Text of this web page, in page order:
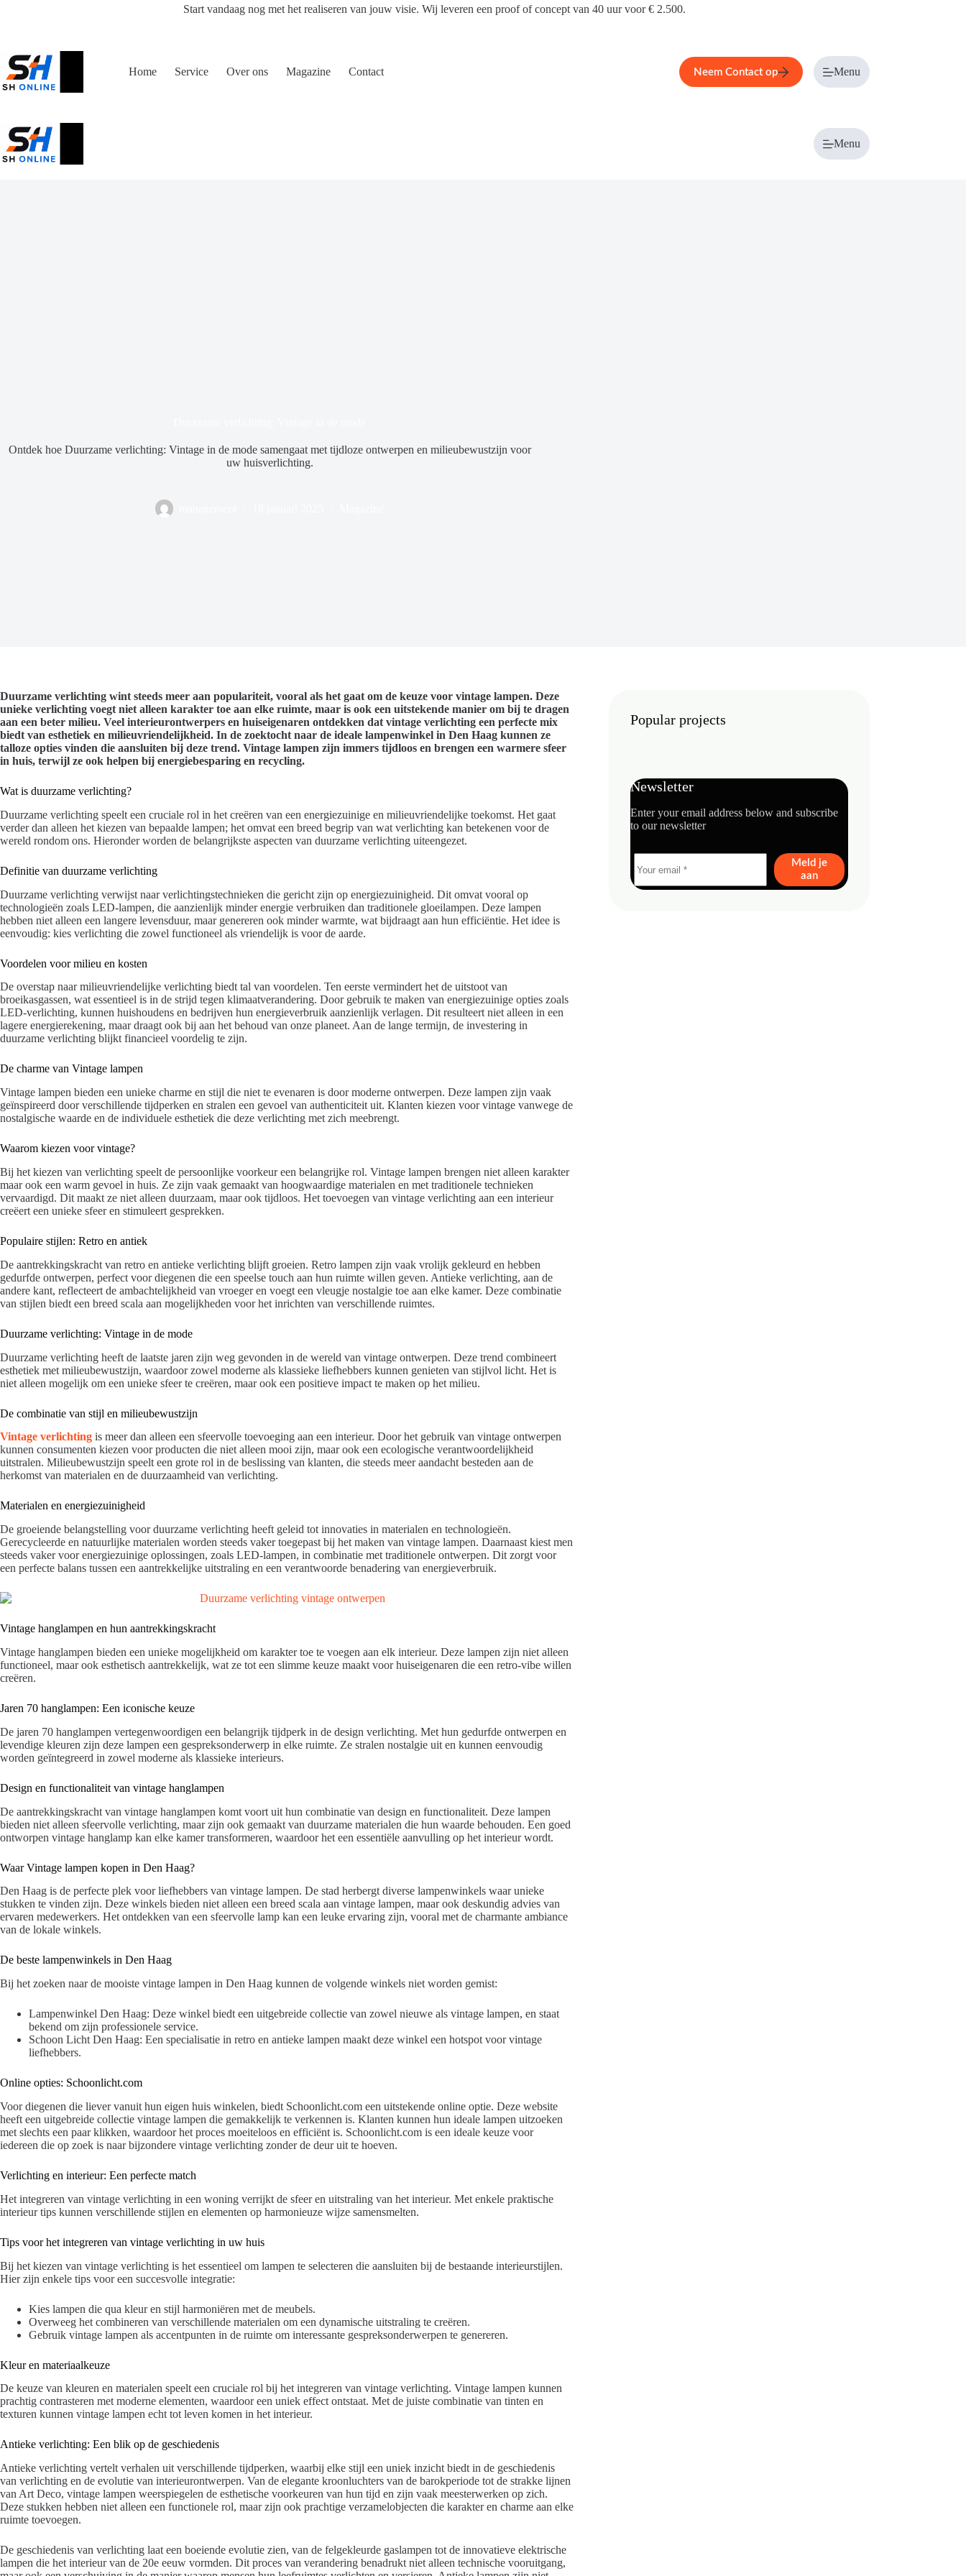
Start vandaag nog met het realiseren van jouw visie. Wij leveren een proof of concept van 40 uur voor € 2.500.
Home Service Over ons Magazine Contact Neem Contact op Menu
Menu
Ontdek hoe Duurzame verlichting: Vintage in de mode samengaat met tijdloze ontwerpen en milieubewustzijn voor
uw huisverlichting.
Duurzame verlichting wint steeds meer aan populariteit, vooral als het gaat om de keuze voor vintage lampen. Deze
unieke verlichting voegt niet alleen karakter toe aan elke ruimte, maar is ook een uitstekende manier om bij te dragen
aan een beter milieu. Veel interieurontwerpers en huiseigenaren ontdekken dat vintage verlichting een perfecte mix
biedt van esthetiek en milieuvriendelijkheid. In de zoektocht naar de ideale lampenwinkel in Den Haag kunnen ze
talloze opties vinden die aansluiten bij deze trend. Vintage lampen zijn immers tijdloos en brengen een warmere sfeer
in huis, terwijl ze ook helpen bij energiebesparing en recycling.
Wat is duurzame verlichting?
Duurzame verlichting speelt een cruciale rol in het creëren van een energiezuinige en milieuvriendelijke toekomst. Het gaat
verder dan alleen het kiezen van bepaalde lampen; het omvat een breed begrip van wat verlichting kan betekenen voor de
wereld rondom ons. Hieronder worden de belangrijkste aspecten van duurzame verlichting uiteengezet.
Definitie van duurzame verlichting
Duurzame verlichting verwijst naar verlichtingstechnieken die gericht zijn op energiezuinigheid. Dit omvat vooral op
technologieën zoals LED-lampen, die aanzienlijk minder energie verbruiken dan traditionele gloeilampen. Deze lampen
hebben niet alleen een langere levensduur, maar genereren ook minder warmte, wat bijdraagt aan hun efficiëntie. Het idee is
eenvoudig: kies verlichting die zowel functioneel als vriendelijk is voor de aarde.
Voordelen voor milieu en kosten
De overstap naar milieuvriendelijke verlichting biedt tal van voordelen. Ten eerste vermindert het de uitstoot van
broeikasgassen, wat essentieel is in de strijd tegen klimaatverandering. Door gebruik te maken van energiezuinige opties zoals
LED-verlichting, kunnen huishoudens en bedrijven hun energieverbruik aanzienlijk verlagen. Dit resulteert niet alleen in een
lagere energierekening, maar draagt ook bij aan het behoud van onze planeet. Aan de lange termijn, de investering in
duurzame verlichting blijkt financieel voordelig te zijn.
De charme van Vintage lampen
Vintage lampen bieden een unieke charme en stijl die niet te evenaren is door moderne ontwerpen. Deze lampen zijn vaak
geïnspireerd door verschillende tijdperken en stralen een gevoel van authenticiteit uit. Klanten kiezen voor vintage vanwege de
nostalgische waarde en de individuele esthetiek die deze verlichting met zich meebrengt.
Waarom kiezen voor vintage?
Bij het kiezen van verlichting speelt de persoonlijke voorkeur een belangrijke rol. Vintage lampen brengen niet alleen karakter
maar ook een warm gevoel in huis. Ze zijn vaak gemaakt van hoogwaardige materialen en met traditionele technieken
vervaardigd. Dit maakt ze niet alleen duurzaam, maar ook tijdloos. Het toevoegen van vintage verlichting aan een interieur
creëert een unieke sfeer en stimuleert gesprekken.
Populaire stijlen: Retro en antiek
De aantrekkingskracht van retro en antieke verlichting blijft groeien. Retro lampen zijn vaak vrolijk gekleurd en hebben
gedurfde ontwerpen, perfect voor diegenen die een speelse touch aan hun ruimte willen geven. Antieke verlichting, aan de
andere kant, reflecteert de ambachtelijkheid van vroeger en voegt een vleugje nostalgie toe aan elke kamer. Deze combinatie
van stijlen biedt een breed scala aan mogelijkheden voor het inrichten van verschillende ruimtes.
Duurzame verlichting: Vintage in de mode
Duurzame verlichting heeft de laatste jaren zijn weg gevonden in de wereld van vintage ontwerpen. Deze trend combineert
esthetiek met milieubewustzijn, waardoor zowel moderne als klassieke liefhebbers kunnen genieten van stijlvol licht. Het is
niet alleen mogelijk om een unieke sfeer te creëren, maar ook een positieve impact te maken op het milieu.
De combinatie van stijl en milieubewustzijn
Vintage verlichting is meer dan alleen een sfeervolle toevoeging aan een interieur. Door het gebruik van vintage ontwerpen
kunnen consumenten kiezen voor producten die niet alleen mooi zijn, maar ook een ecologische verantwoordelijkheid
uitstralen. Milieubewustzijn speelt een grote rol in de beslissing van klanten, die steeds meer aandacht besteden aan de
herkomst van materialen en de duurzaamheid van verlichting.
Materialen en energiezuinigheid
De groeiende belangstelling voor duurzame verlichting heeft geleid tot innovaties in materialen en technologieën.
Gerecycleerde en natuurlijke materialen worden steeds vaker toegepast bij het maken van vintage lampen. Daarnaast kiest men
steeds vaker voor energiezuinige oplossingen, zoals LED-lampen, in combinatie met traditionele ontwerpen. Dit zorgt voor
een perfecte balans tussen een aantrekkelijke uitstraling en een verantwoorde benadering van energieverbruik.
Vintage hanglampen en hun aantrekkingskracht
Vintage hanglampen bieden een unieke mogelijkheid om karakter toe te voegen aan elk interieur. Deze lampen zijn niet alleen
functioneel, maar ook esthetisch aantrekkelijk, wat ze tot een slimme keuze maakt voor huiseigenaren die een retro-vibe willen
creëren.
Jaren 70 hanglampen: Een iconische keuze
De jaren 70 hanglampen vertegenwoordigen een belangrijk tijdperk in de design verlichting. Met hun gedurfde ontwerpen en
levendige kleuren zijn deze lampen een gespreksonderwerp in elke ruimte. Ze stralen nostalgie uit en kunnen eenvoudig
worden geïntegreerd in zowel moderne als klassieke interieurs.
Design en functionaliteit van vintage hanglampen
De aantrekkingskracht van vintage hanglampen komt voort uit hun combinatie van design en functionaliteit. Deze lampen
bieden niet alleen sfeervolle verlichting, maar zijn ook gemaakt van duurzame materialen die hun waarde behouden. Een goed
ontworpen vintage hanglamp kan elke kamer transformeren, waardoor het een essentiële aanvulling op het interieur wordt.
Waar Vintage lampen kopen in Den Haag?
Den Haag is de perfecte plek voor liefhebbers van vintage lampen. De stad herbergt diverse lampenwinkels waar unieke
stukken te vinden zijn. Deze winkels bieden niet alleen een breed scala aan vintage lampen, maar ook deskundig advies van
ervaren medewerkers. Het ontdekken van een sfeervolle lamp kan een leuke ervaring zijn, vooral met de charmante ambiance
van de lokale winkels.
De beste lampenwinkels in Den Haag
Bij het zoeken naar de mooiste vintage lampen in Den Haag kunnen de volgende winkels niet worden gemist:
Lampenwinkel Den Haag: Deze winkel biedt een uitgebreide collectie van zowel nieuwe als vintage lampen, en staat
bekend om zijn professionele service.
Schoon Licht Den Haag: Een specialisatie in retro en antieke lampen maakt deze winkel een hotspot voor vintage
liefhebbers.
Online opties: Schoonlicht.com
Voor diegenen die liever vanuit hun eigen huis winkelen, biedt Schoonlicht.com een uitstekende online optie. Deze website
heeft een uitgebreide collectie vintage lampen die gemakkelijk te verkennen is. Klanten kunnen hun ideale lampen uitzoeken
met slechts een paar klikken, waardoor het proces moeiteloos en efficiënt is. Schoonlicht.com is een ideale keuze voor
iedereen die op zoek is naar bijzondere vintage verlichting zonder de deur uit te hoeven.
Verlichting en interieur: Een perfecte match
Het integreren van vintage verlichting in een woning verrijkt de sfeer en uitstraling van het interieur. Met enkele praktische
interieur tips kunnen verschillende stijlen en elementen op harmonieuze wijze samensmelten.
Tips voor het integreren van vintage verlichting in uw huis
Bij het kiezen van vintage verlichting is het essentieel om lampen te selecteren die aansluiten bij de bestaande interieurstijlen.
Hier zijn enkele tips voor een succesvolle integratie:
Kies lampen die qua kleur en stijl harmoniëren met de meubels.
Overweeg het combineren van verschillende materialen om een dynamische uitstraling te creëren.
Gebruik vintage lampen als accentpunten in de ruimte om interessante gespreksonderwerpen te genereren.
Kleur en materiaalkeuze
De keuze van kleuren en materialen speelt een cruciale rol bij het integreren van vintage verlichting. Vintage lampen kunnen
prachtig contrasteren met moderne elementen, waardoor een uniek effect ontstaat. Met de juiste combinatie van tinten en
texturen kunnen vintage lampen echt tot leven komen in het interieur.
Antieke verlichting: Een blik op de geschiedenis
Antieke verlichting vertelt verhalen uit verschillende tijdperken, waarbij elke stijl een uniek inzicht biedt in de geschiedenis
van verlichting en de evolutie van interieurontwerpen. Van de elegante kroonluchters van de barokperiode tot de strakke lijnen
van Art Deco, vintage lampen weerspiegelen de esthetische voorkeuren van hun tijd en zijn vaak meesterwerken op zich.
Deze stukken hebben niet alleen een functionele rol, maar zijn ook prachtige verzamelobjecten die karakter en charme aan elke
ruimte toevoegen.
De geschiedenis van verlichting laat een boeiende evolutie zien, van de felgekleurde gaslampen tot de innovatieve elektrische
lampen die het interieur van de 20e eeuw vormden. Dit proces van verandering benadrukt niet alleen technische vooruitgang,
Popular projects
Newsletter
Enter your email address below and subscribe
to our newsletter
Meld je
aan